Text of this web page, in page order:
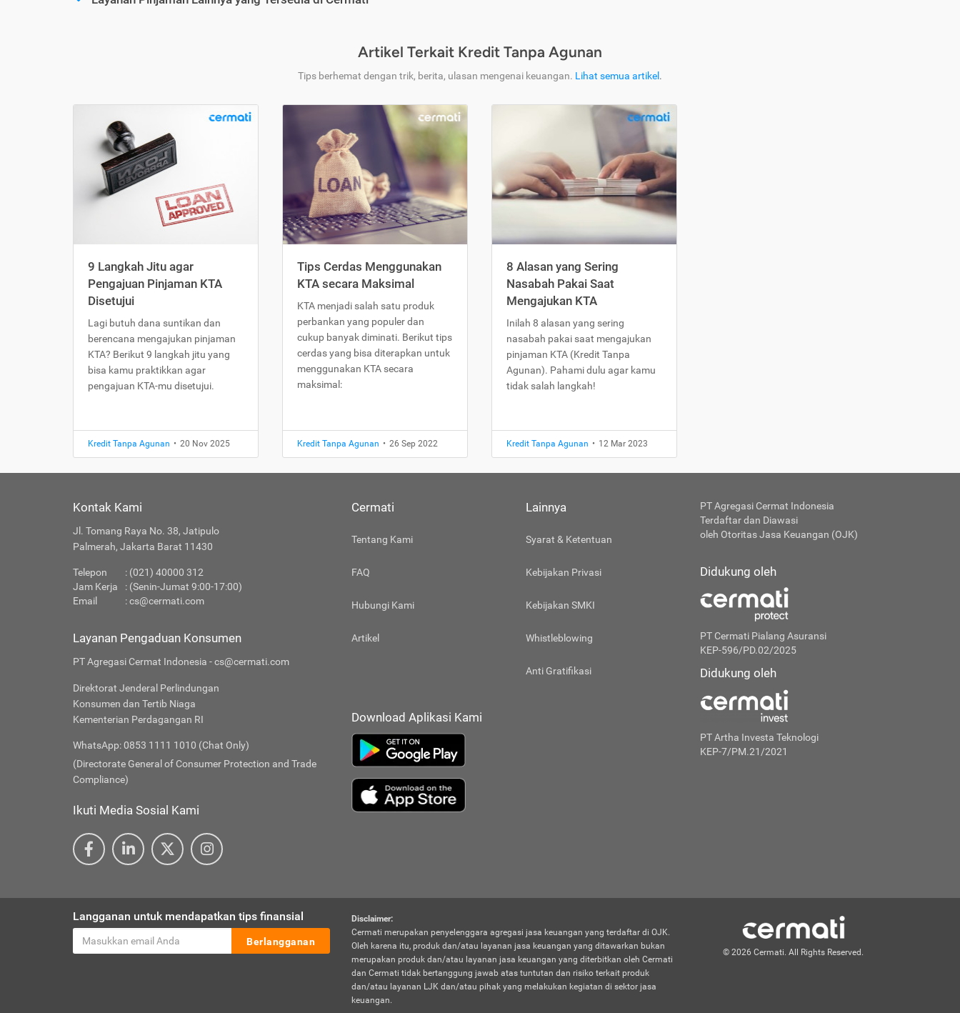
Artikel Terkait Kredit Tanpa Agunan
Tips berhemat dengan trik, berita, ulasan mengenai keuangan. Lihat semua artikel .
9 Langkah Jitu agar
Pengajuan Pinjaman KTA
Disetujui
Lagi butuh dana suntikan dan
berencana mengajukan pinjaman
KTA? Berikut 9 langkah jitu yang
bisa kamu praktikkan agar
pengajuan KTA-mu disetujui.
Kredit Tanpa Agunan • 20 Nov 2025
Tips Cerdas Menggunakan
KTA secara Maksimal
KTA menjadi salah satu produk
perbankan yang populer dan
cukup banyak diminati. Berikut tips
cerdas yang bisa diterapkan untuk
menggunakan KTA secara
maksimal:
Kredit Tanpa Agunan • 26 Sep 2022
8 Alasan yang Sering
Nasabah Pakai Saat
Mengajukan KTA
Inilah 8 alasan yang sering
nasabah pakai saat mengajukan
pinjaman KTA (Kredit Tanpa
Agunan). Pahami dulu agar kamu
tidak salah langkah!
Kredit Tanpa Agunan • 12 Mar 2023
Kontak Kami
Jl. Tomang Raya No. 38, Jatipulo
Palmerah, Jakarta Barat 11430
Telepon
: (021) 40000 312
Jam Kerja
: (Senin-Jumat 9:00-17:00)
Email
:cs@cermati.com
Layanan Pengaduan Konsumen
PT Agregasi Cermat Indonesia - cs@cermati.com
Direktorat Jenderal Perlindungan
Konsumen dan Tertib Niaga
Kementerian Perdagangan RI
WhatsApp: 0853 1111 1010 (Chat Only)
(Directorate General of Consumer Protection and Trade
Compliance)
Ikuti Media Sosial Kami
Cermati
Tentang Kami
FAQ
Hubungi Kami
Artikel
Lainnya
Syarat & Ketentuan
Kebijakan Privasi
Kebijakan SMKI
Whistleblowing
Anti Gratifikasi
Download Aplikasi Kami
PT Agregasi Cermat Indonesia
Terdaftar dan Diawasi
oleh Otoritas Jasa Keuangan (OJK)
Didukung oleh
PT Cermati Pialang Asuransi
KEP-596/PD.02/2025
Didukung oleh
PT Artha Investa Teknologi
KEP-7/PM.21/2021
Langganan untuk mendapatkan tips finansial
Berlangganan
Disclaimer:
Cermati merupakan penyelenggara agregasi jasa keuangan yang terdaftar di OJK.
Oleh karena itu, produk dan/atau layanan jasa keuangan yang ditawarkan bukan
merupakan produk dan/atau layanan jasa keuangan yang diterbitkan oleh Cermati
dan Cermati tidak bertanggung jawab atas tuntutan dan risiko terkait produk
dan/atau layanan LJK dan/atau pihak yang melakukan kegiatan di sektor jasa
keuangan.
© 2026 Cermati. All Rights Reserved.